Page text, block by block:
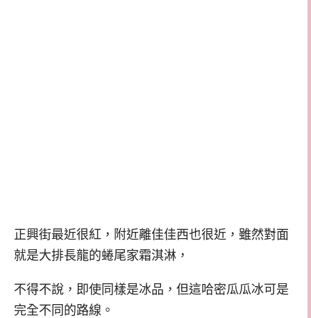
正興街最近很紅，附近離佳佳西也很近，雖然對面
就是大排長龍的蜷尾家霜淇淋，
不得不說，即使同樣是冰品，但這哈密瓜瓜冰可是
完全不同的路線。